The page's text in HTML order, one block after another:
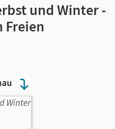
und Winter -
Freien